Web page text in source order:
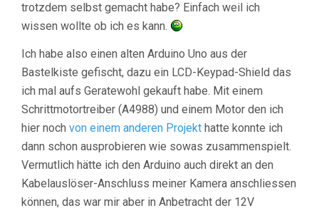
trotzdem selbst gemacht habe? Einfach weil ich
wissen wollte ob ich es kann.
Ich habe also einen alten Arduino Uno aus der
Bastelkiste gefischt, dazu ein LCD-Keypad-Shield das
ich mal aufs Geratewohl gekauft habe. Mit einem
Schrittmotortreiber (A4988) und einem Motor den ich
hier noch von einem anderen Projekt hatte konnte ich
dann schon ausprobieren wie sowas zusammenspielt.
Vermutlich hätte ich den Arduino auch direkt an den
Kabelauslöser-Anschluss meiner Kamera anschliessen
können, das war mir aber in Anbetracht der 12V